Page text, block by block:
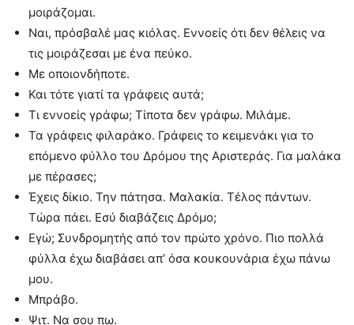
μοιράζομαι.
Ναι, πρόσβαλέ μας κιόλας. Εννοείς ότι δεν θέλεις να
τις μοιράζεσαι με ένα πεύκο.
Με οποιονδήποτε.
Και τότε γιατί τα γράφεις αυτά;
Τι εννοείς γράφω; Τίποτα δεν γράφω. Μιλάμε.
Τα γράφεις φιλαράκο. Γράφεις το κειμενάκι για το
επόμενο φύλλο του Δρόμου της Αριστεράς. Για μαλάκα
με πέρασες;
Έχεις δίκιο. Την πάτησα. Μαλακία. Τέλος πάντων.
Τώρα πάει. Εσύ διαβάζεις Δρόμο;
Εγώ; Συνδρομητής από τον πρώτο χρόνο. Πιο πολλά
φύλλα έχω διαβάσει απ’ όσα κουκουνάρια έχω πάνω
μου.
Μπράβο.
Ψιτ. Να σου πω.